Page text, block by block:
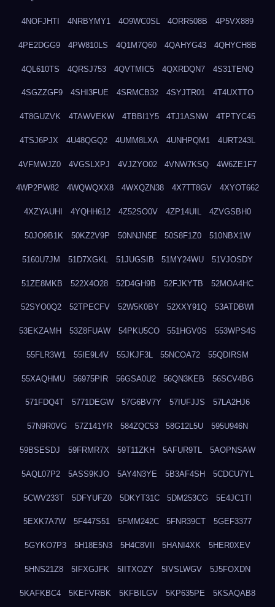
4NOFJHTI 4NRBYMY1 4O9WC0SL 4ORR508B 4P5VX889
4PE2DGG9 4PW810LS 4Q1M7Q60 4QAHYG43 4QHYCH8B
4QL610TS 4QRSJ753 4QVTMIC5 4QXRDQN7 4S31TENQ
4SGZZGF9 4SHI3FUE 4SRMCB32 4SYJTR01 4T4UXTTO
4T8GUZVK 4TAWVEKW 4TBBI1Y5 4TJ1ASNW 4TPTYC45
4TSJ6PJX 4U48QGQ2 4UMM8LXA 4UNHPQM1 4URT243L
4VFMWJZ0 4VGSLXPJ 4VJZYO02 4VNW7KSQ 4W6ZE1F7
4WP2PW82 4WQWQXX8 4WXQZN38 4X7TT8GV 4XYOT662
4XZYAUHI 4YQHH612 4Z52SO0V 4ZP14UIL 4ZVGSBH0
50JO9B1K 50KZ2V9P 50NNJN5E 50S8F1Z0 510NBX1W
5160U7JM 51D7XGKL 51JUGSIB 51MY24WU 51VJOSDY
51ZE8MKB 522X4O28 52D4GH9B 52FJKYTB 52MOA4HC
52SYO0Q2 52TPECFV 52W5K0BY 52XXY91Q 53ATDBWI
53EKZAMH 53Z8FUAW 54PKU5CO 551HGV0S 553WPS4S
55FLR3W1 55IE9L4V 55JKJF3L 55NCOA72 55QDIRSM
55XAQHMU 56975PIR 56GSA0U2 56QN3KEB 56SCV4BG
571FDQ4T 5771DEGW 57G6BV7Y 57IUFJJS 57LA2HJ6
57N9R0VG 57Z141YR 584ZQC53 58G12L5U 595U946N
59BSESDJ 59FRMR7X 59T11ZKH 5AFUR9TL 5AOPNSAW
5AQL07P2 5ASS9KJO 5AY4N3YE 5B3AF4SH 5CDCU7YL
5CWV233T 5DFYUFZ0 5DKYT31C 5DM253CG 5E4JC1TI
5EXK7A7W 5F447S51 5FMM242C 5FNR39CT 5GEF3377
5GYKO7P3 5H18E5N3 5H4C8VII 5HANI4XK 5HER0XEV
5HNS21Z8 5IFXGJFK 5IITXOZY 5IVSLWGV 5J5FOXDN
5KAFKBC4 5KEFVRBK 5KFBILGV 5KP635PE 5KSAQAB8